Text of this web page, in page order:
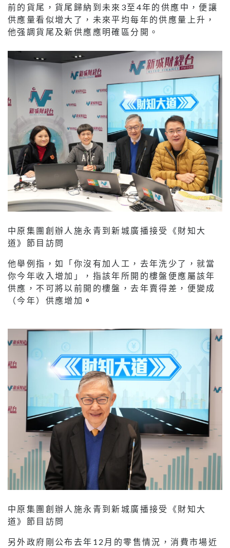
前的貨尾，貨尾歸納到未來3至4年的供應中，便讓
供應量看似增大了，未來平均每年的供應量上升，
他强調貨尾及新供應應明確區分開。
中原集團創辦人施永青到新城廣播接受《財知大
道》節目訪問
他舉例指，如「你沒有加人工，去年洗少了，就當
你今年收入增加」，指該年所開的樓盤便應屬該年
供應，不可將以前開的樓盤，去年賣得差，便變成
（今年）供應增加 。
中原集團創辦人施永青到新城廣播接受《財知大
道》節目訪問
另外政府剛公布去年12月的零售情況，消費市場近